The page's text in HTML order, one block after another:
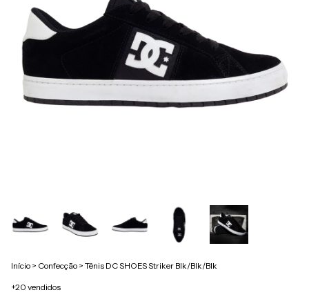
Início > Confecção > Tênis DC SHOES Striker Blk/Blk/Blk
+20 vendidos